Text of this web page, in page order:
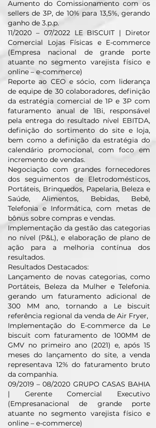
Aumento do Comissionamento com os
sellers de 3P, de 10% para 13,5%, gerando
ganho de 3.p.p.
11/2020 – 07/2022 LE BISCUIT | Diretor
Comercial Lojas Físicas e E-commerce
(Empresa nacional de grande porte
atuante no segmento varejista físico e
online – e-commerce)
Reporte ao CEO e sócio, com liderança
de equipe de 30 colaboradores, definição
da estratégia comercial de 1P e 3P com
faturamento anual de 1Bi, responsável
pela entrega do resultado nível EBITDA,
definição do sortimento do site e loja,
bem como a definição da estratégia do
calendário promocional, com foco em
incremento de vendas.
Negociação com grandes fornecedores
dos seguimentos de Eletrodomésticos,
Portáteis, Brinquedos, Papelaria, Beleza e
Saúde, Alimentos, Bebidas, Bebê,
Telefonia e Informática, com metas de
bônus sobre compras e vendas.
Implementação da gestão das categorias
no nível (P&L), e elaboração de plano de
ação para a melhoria contínua dos
resultados.
Resultados Destacados:
Lançamento de novas categorias, como
Portáteis, Beleza da Mulher e Telefonia.
gerando um faturamento adicional de
300 MM ano, tornando a Le biscuit
referência regional da venda de Air Fryer,
Implementação do E-commerce da Le
biscuit com faturamento de 100MM de
GMV no primeiro ano (2021) e, após 15
meses do lançamento do site, a venda
representava 12% do faturamento bruto
da companhia.
09/2019 – 08/2020 GRUPO CASAS BAHIA
| Gerente Comercial Executivo
(Empresanacional de grande porte
atuante no segmento varejista físico e
online – e-commerce)